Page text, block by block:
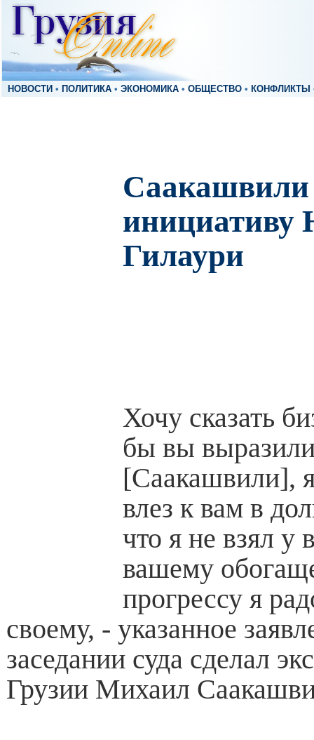
НОВОСТИ • ПОЛИТИКА • ЭКОНОМИКА • ОБЩЕСТВО • КОНФЛИКТЫ
Саакашвили
инициативу
Гилаури
Хочу сказать
бы вы
[Саакашвили],
влез к вам в
что я не взял у
вашему
прогрессу я
своему, - указанное
заседании суда сделал
Грузии Михаил